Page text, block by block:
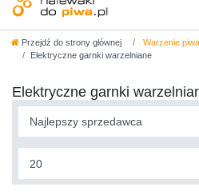
Przejdź do strony głównej Warzenie piwa
Elektryczne garnki warzelniane
Elektryczne garnki